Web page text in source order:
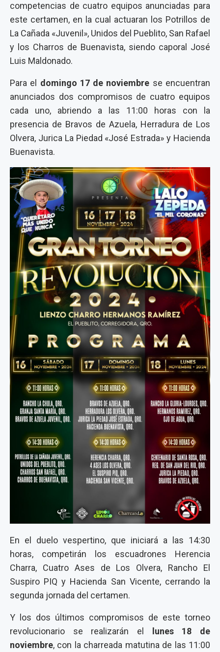
competencias de cuatro equipos anunciadas para
este certamen, en la cual actuaran los Potrillos de
La Cañada «Juvenil», Unidos del Pueblito, San Rafael
y los Charros de Buenavista, siendo caporal José
Luis Maldonado.
Para el domingo 17 de noviembre se encuentran
anunciados dos compromisos de cuatro equipos
cada uno, abriendo a las 11:00 horas con la
presencia de Bravos de Azuela, Herradura de Los
Olvera, Jurica La Piedad «José Estrada» y Hacienda
Buenavista.
En el duelo vespertino, que iniciará a las 14:30
horas, competirán los escuadrones Herencia
Charra, Cuatro Ases de Los Olvera, Rancho El
Suspiro PIQ y Hacienda San Vicente, cerrando la
segunda jornada del certamen.
Y los dos últimos compromisos de este torneo
revolucionario se realizarán el
lunes 18 de
noviembre, con la charreada matutina de las 11:00